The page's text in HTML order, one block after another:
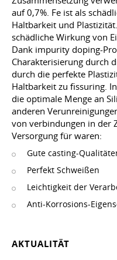
auf 0,7%. Fe ist als
Haltbarkeit und
schädliche Wirkung von
Dank impurity doping-
Charakterisierung durch
durch die perfekte
Haltbarkeit zu fissuring.
die optimale Menge an
anderen
von verbindungen in der
Versorgung für waren:
Gute casting-
Perfekt Schweißen
Leichtigkeit der
Anti-Korrosions-
AKTUALITÄT